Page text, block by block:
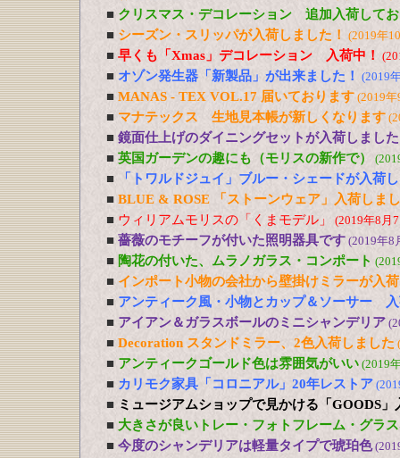
■ クリスマス・デコレーション 追加入荷して
■ シーズン・スリッパが入荷しました！ (2019年
■ 早くも「Xmas」デコレーション 入荷中！
■ オゾン発生器「新製品」が出来ました！ (2019
■ MANAS - TEX VOL.17 届いております (2019
■ マナテックス 生地見本帳が新しくなります
■ 鏡面仕上げのダイニングセットが入荷しました
■ 英国ガーデンの趣にも（モリスの新作で）
■
「トワルドジュイ」ブルー・シェードが入荷
■ BLUE & ROSE 「ストーンウェア」入荷しま
■ ウィリアムモリスの「くまモデル」 (2019年8月
■ 薔薇のモチーフが付いた照明器具です (2019年8
■ 陶花の付いた、ムラノガラス・コンポート
■ インポート小物の会社から壁掛けミラーが入荷
■ アンティーク風・小物とカップ＆ソーサー
■ アイアン＆ガラスボールのミニシャンデリア
■ Decoration スタンドミラー、2色入荷しました
■ アンティークゴールド色は雰囲気がいい (2019
■ カリモク家具「コロニアル」20年レストア
■ ミュージアムショップで見かける「GOODS」
■ 大きさが良いトレー・フォトフレーム・グラ
■ 今度のシャンデリアは軽量タイプで琥珀色